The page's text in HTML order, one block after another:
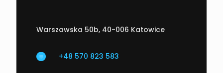
Warszawska 50b, 40-006 Katowice
+48 570 823 583